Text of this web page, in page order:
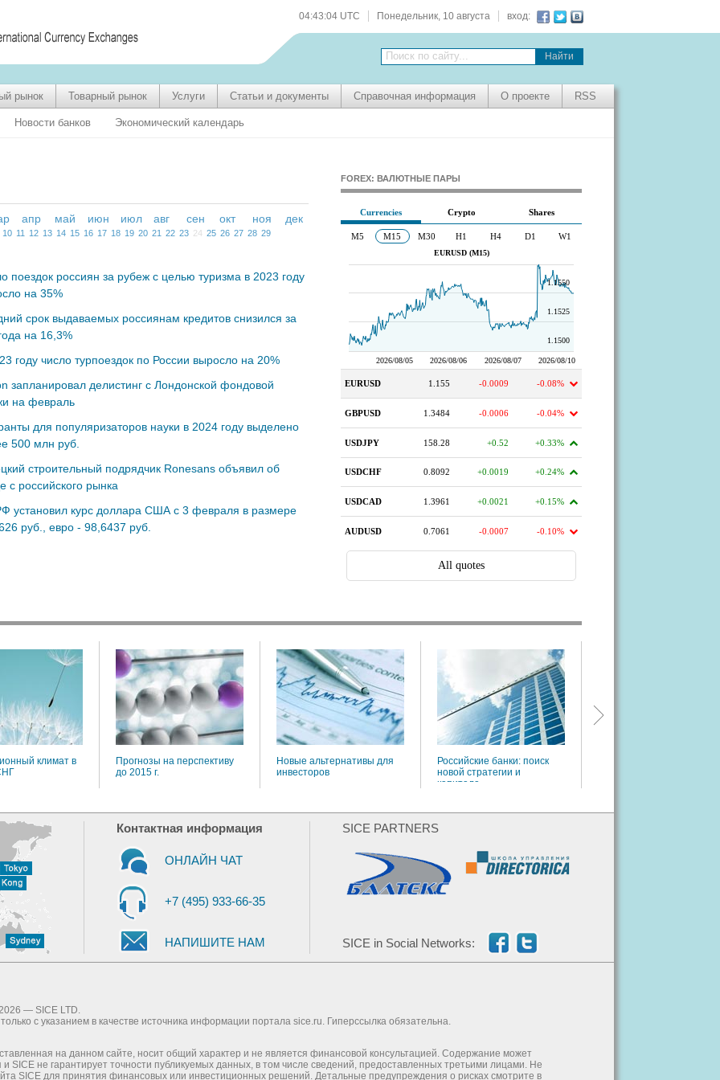
04:43:04 UTC Понедельник, 10 августа вход:
Поиск по сайту...
рынок Товарный рынок Услуги Статьи и документы Справочная информация О проекте RSS
Новости банков Экономический календарь
апр май июн июл авг сен окт ноя дек
10 11 12 13 14 15 16 17 18 19 20 21 22 23 24 25 26 27 28 29
поездок россиян за рубеж с целью туризма в 2023 году
на 35%
срок выдаваемых россиянам кредитов снизился за
на 16,3%
году число турпоездок по России выросло на 20%
запланировал делистинг с Лондонской фондовой
на февраль
для популяризаторов науки в 2024 году выделено
500 млн руб.
строительный подрядчик Ronesans объявил об
с российского рынка
установил курс доллара США с 3 февраля в размере
руб., евро - 98,6437 руб.
FOREX: ВАЛЮТНЫЕ ПАРЫ
климат в
Прогнозы на перспективу
до 2015 г.
Новые альтернативы для
инвесторов
Российские банки: поиск
новой стратегии и
капитала
Контактная информация
ОНЛАЙН ЧАТ
+7 (495) 933-66-35
НАПИШИТЕ НАМ
SICE PARTNERS
SICE in Social Networks:
— SICE LTD.
с указанием в качестве источника информации портала sice.ru. Гиперссылка обязательна.
на данном сайте, носит общий характер и не является финансовой консультацией. Содержание может
SICE не гарантирует точности публикуемых данных, в том числе сведений, предоставленных третьими лицами. Не
SICE для принятия финансовых или инвестиционных решений. Детальные предупреждения о рисках смотрите в